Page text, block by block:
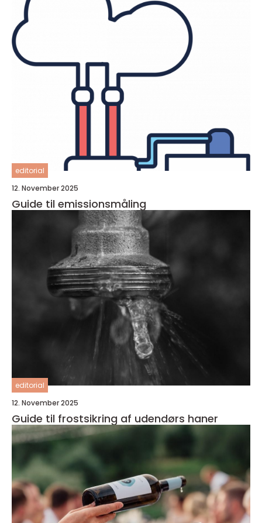
editorial
12. November 2025
Guide til emissionsmåling
editorial
12. November 2025
Guide til frostsikring af udendørs haner